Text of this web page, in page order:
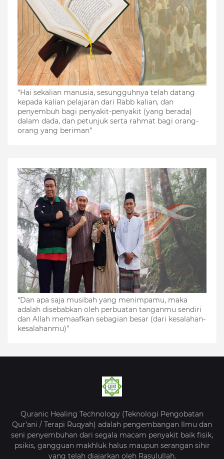
“Hai sekalian manusia, sesungguhnya telah datang
kepada kalian pelajaran dari Rabb kalian, dan
penyembuh bagi penyakit-penyakit (yang berada)
dalam dada, dan petunjuk serta rahmat bagi orang-
orang yang beriman”
“Dan apa saja musibah yang menimpamu, maka
adalah disebabkan oleh perbuatan tanganmu sendiri
dan Allah memaafkan sebagian besar (dari kesalahan-
kesalahanmu)”
Quranic Healing Technology (Teknologi Pengobatan
Qur’ani / Terapi Ruqyah) adalah pengembangan Ilmu dan
seni penyembuhan dari segala macam penyakit baik fisik,
psikis, gangguan makhluk halus maupun serangan sihir
yang telah diajarkan oleh Rasulullah.